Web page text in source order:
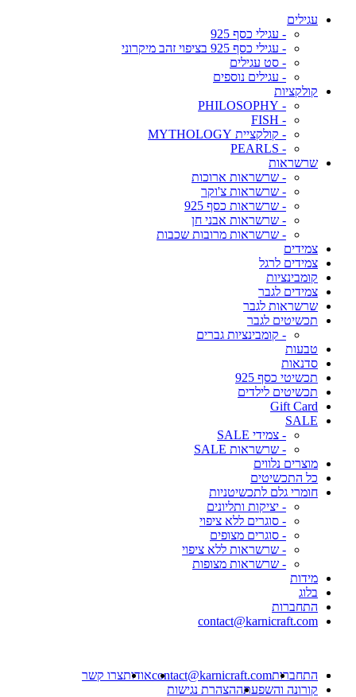
עגילים
- עגילי כסף 925
- עגילי כסף 925 בציפוי זהב מיקרוני
- סט עגילים
- עגילים נוספים
קולקציות
- PHILOSOPHY
- FISH
- קולקציית MYTHOLOGY
- PEARLS
שרשראות
- שרשראות ארוכות
- שרשראות צ'וקר
- שרשראות כסף 925
- שרשראות אבני חן
- שרשראות מרובות שכבות
צמידים
צמידים לרגל
קומבינציות
צמידים לגבר
שרשראות לגבר
תכשיטים לגבר
- קומבינציות גברים
טבעות
סדנאות
תכשיטי כסף 925
תכשיטים לילדים
Gift Card
SALE
- צמידי SALE
- שרשראות SALE
מוצרים נלווים
כל התכשיטים
חומרי גלם לתכשיטניות
- יציקות ותליונים
- סוגרים ללא ציפוי
- סוגרים מצופים
- שרשראות ללא ציפוי
- שרשראות מצופות
מידות
בלוג
התחברות
contact@karnicraft.com
התחברותcontact@karnicraft.comאודותצרו קשר
קורונה והשפעתההצהרת נגישות